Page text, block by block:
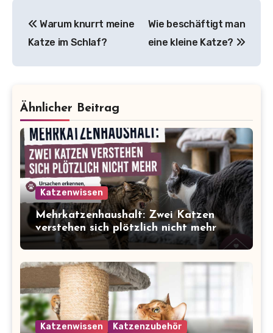
Warum knurrt meine
Katze im Schlaf?
Wie beschäftigt man
eine kleine Katze?
Ähnlicher Beitrag
Katzenwissen
Mehrkatzenhaushalt: Zwei Katzen
verstehen sich plötzlich nicht mehr
Katzenwissen Katzenzubehör